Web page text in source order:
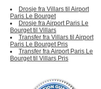
Drosje fra Villars til Airport
Paris Le Bourget
Drosje fra Airport Paris Le
Bourget til Villars
Transfer fra Villars til Airport
Paris Le Bourget Pris
Transfer fra Airport Paris Le
Bourget til Villars Pris